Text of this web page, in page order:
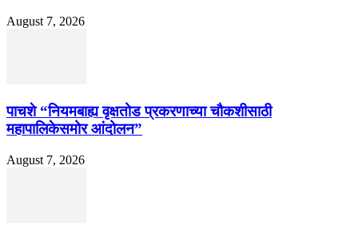
August 7, 2026
पाचशे “नियमबाह्य वृक्षतोड प्रकरणाच्या चौकशीसाठी
महापालिकेसमोर आंदोलन”
August 7, 2026